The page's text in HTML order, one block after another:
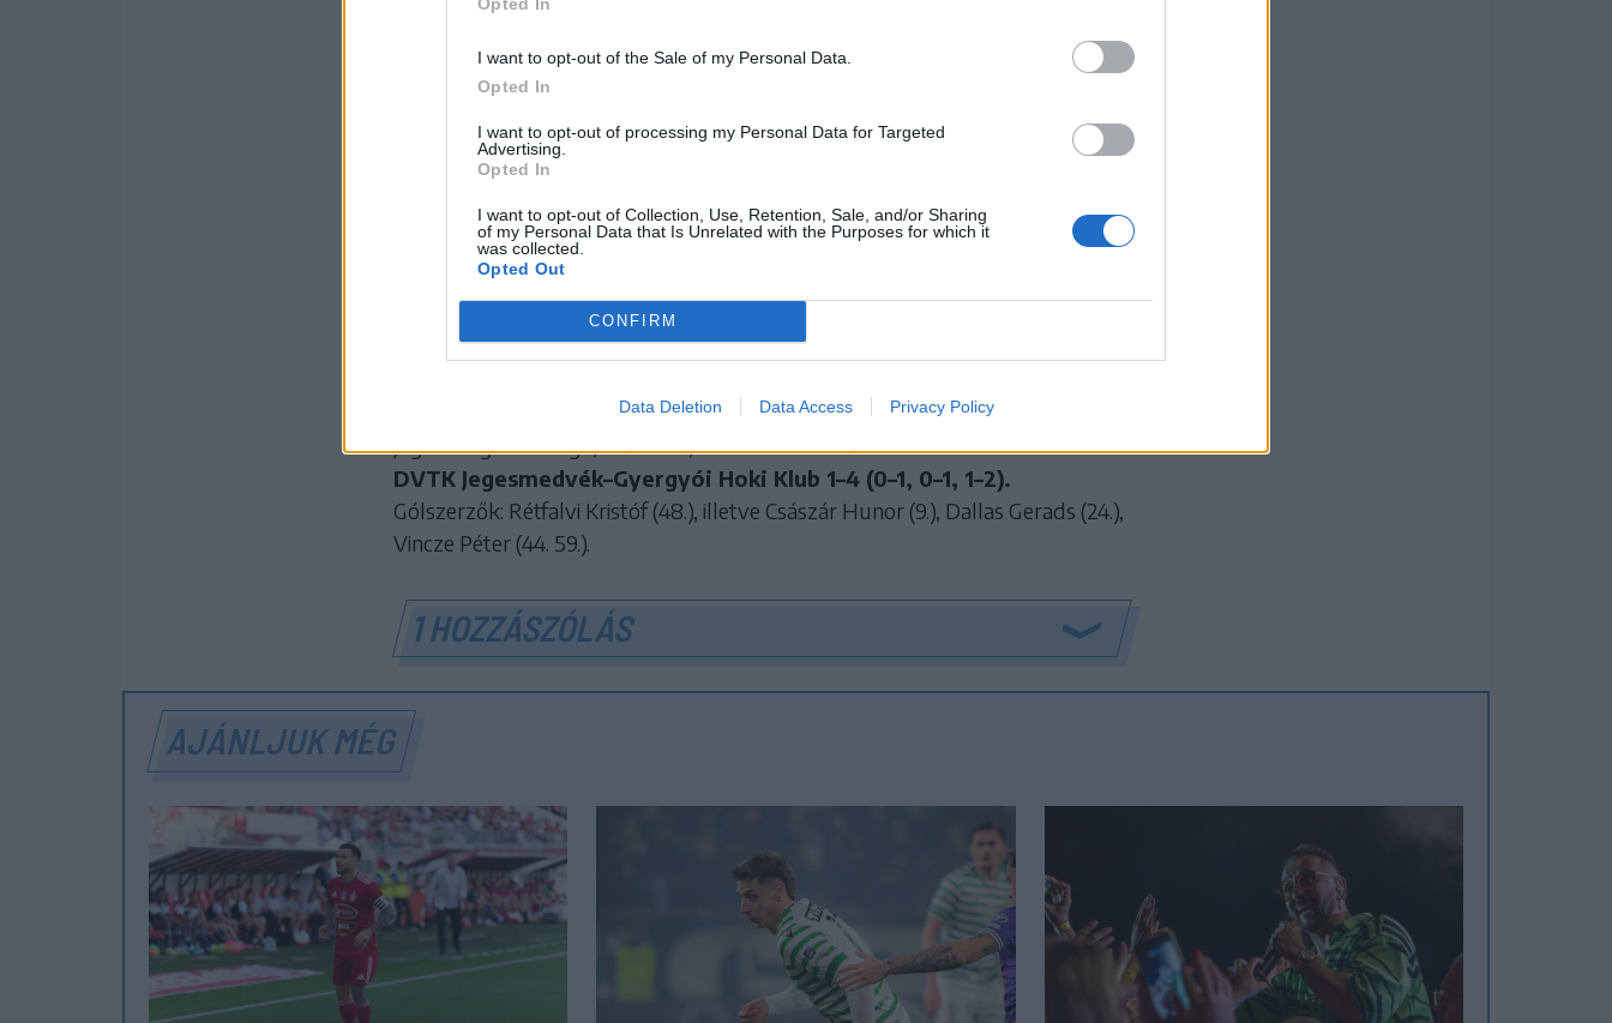
I want to opt-out of the Sale of my Personal Data.
Opted In
I want to opt-out of processing my Personal Data for Targeted
Advertising.
Opted In
I want to opt-out of Collection, Use, Retention, Sale, and/or Sharing
of my Personal Data that Is Unrelated with the Purposes for which it
was collected.
Opted Out
CONFIRM
Data Deletion Data Access Privacy Policy
Jégkorong Erste Liga, elődöntő, harmadik mérkőzés:
DVTK Jegesmedvék–Gyergyói Hoki Klub 1–4 (0–1, 0–1, 1–2).
Gólszerzők: Rétfalvi Kristóf (48.), illetve Császár Hunor (9.), Dallas Gerads (24.),
Vincze Péter (44. 59.).
1 HOZZÁSZÓLÁS
AJÁNLJUK MÉG